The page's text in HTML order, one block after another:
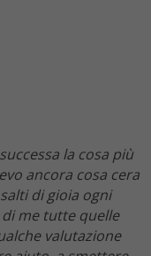
la cosa più
ancora cosa cera
di gioia ogni
me tutte quelle
valutazione